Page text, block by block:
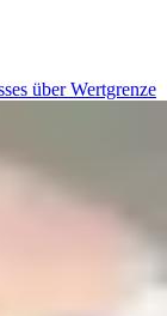
über Wertgrenze